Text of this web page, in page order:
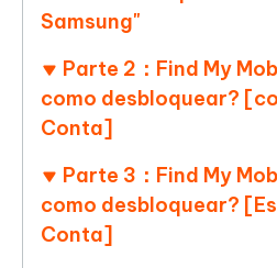
Samsung"
Parte 2：Find My
como desbloquear?
Conta]
Parte 3：Find My
como desbloquear?
Conta]